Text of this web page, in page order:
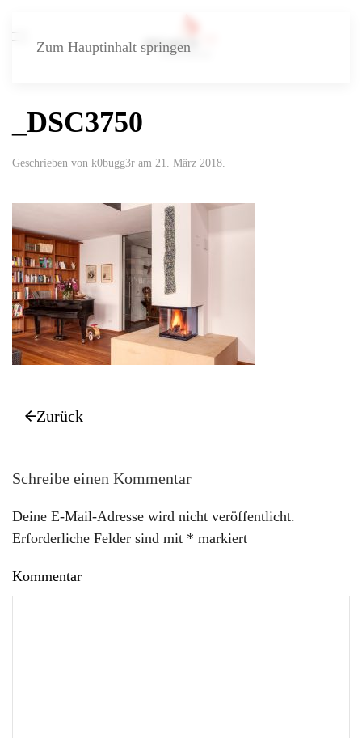
Zum Hauptinhalt springen
_DSC3750
Geschrieben von k0bugg3r am 21. März 2018.
Zurück
Schreibe einen Kommentar
Deine E-Mail-Adresse wird nicht veröffentlicht.
Erforderliche Felder sind mit * markiert
Kommentar